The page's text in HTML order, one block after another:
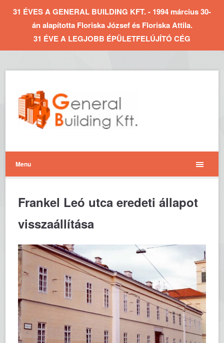
31 ÉVES A GENERAL BUILDING KFT. - 1994 március 30-
án alapította Floriska József és Floriska Attila.
31 ÉVE A LEGJOBB ÉPÜLETFELÚJÍTÓ CÉG
Menu
Frankel Leó utca eredeti állapot
visszaállítása